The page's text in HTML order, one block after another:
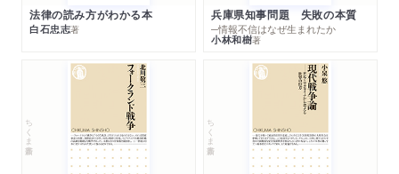
イギリス会社法のゆき方
税法の立場
逆基準性の問題
会計処理方法の選択におけるディレンマ
国際会計論
国際会計基準の変遷
選択肢の除去
法律の読み方がわかる本
白石忠志著
兵庫県知事問題 失敗の本質
─情報不信はなぜ生まれたか
小林和樹著
ちくま新書 ちくま新書